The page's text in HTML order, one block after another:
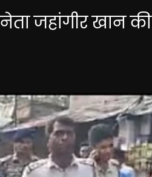
जहांगीर खान की